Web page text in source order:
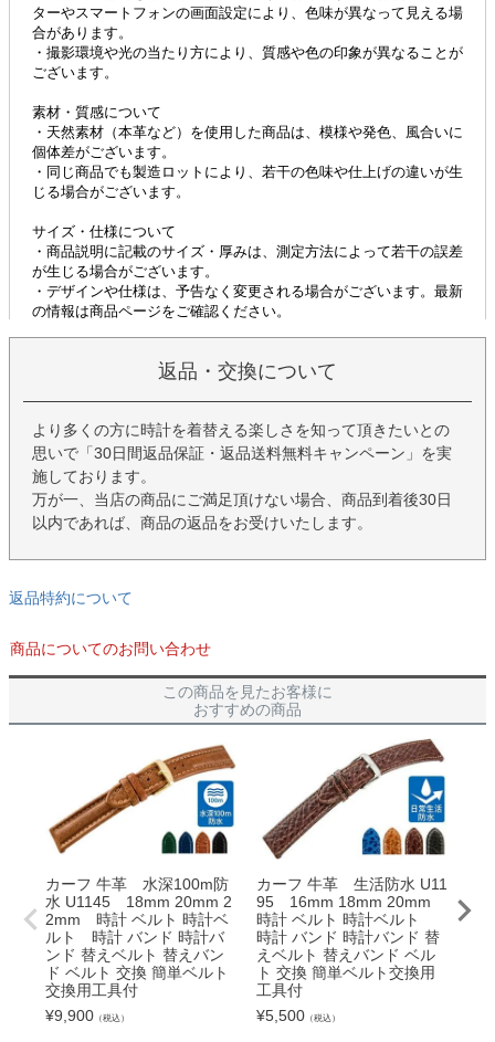
返品・交換について
より多くの方に時計を着替える楽しさを知って頂きたいとの
思いで「30日間返品保証・返品送料無料キャンペーン」を実
施しております。
万が一、当店の商品にご満足頂けない場合、商品到着後30日
以内であれば、商品の返品をお受けいたします。
返品特約について
商品についてのお問い合わせ
この商品を見たお客様に
おすすめの商品
カーフ 牛革 水深100m防
水 U1145 18mm 20mm 2
2mm 時計 ベルト 時計ベ
ルト 時計 バンド 時計バ
ンド 替えベルト 替えバン
ド ベルト 交換 簡単ベルト
交換用工具付
¥9,900 （税込）
カーフ 牛革 生活防水 U11
95 16mm 18mm 20mm
時計 ベルト 時計ベルト
時計 バンド 時計バンド 替
えベルト 替えバンド ベル
ト 交換 簡単ベルト交換用
工具付
¥5,500 （税込）
m